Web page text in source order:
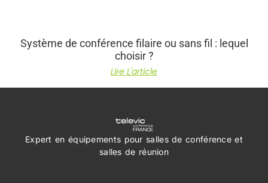
Système de conférence filaire ou sans fil : lequel
choisir ?
Lire L'article
Expert en équipements pour sallesde conférence et
salles de réunion